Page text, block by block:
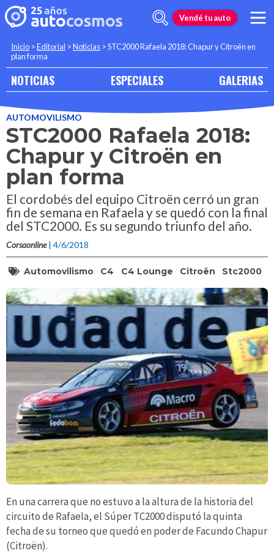
Vendé tu auto
Inicio >Editorial >Noticias >STC2000 Rafaela 2018: Chapur y Citroën en
plan forma
NOTICIAS ESPECIALES GALERIAS
AUTOMOVILISMO
STC2000 Rafaela 2018:
Chapur y Citroën en
plan forma
El cordobés del equipo Citroën cerró un gran
fin de semana en Rafaela y se quedó con la final
del STC2000. Es su segundo triunfo del año.
Corsaonline | 4/6/2018
Automovilismo C4 C4 Lounge Citroën Stc2000
En una carrera que no estuvo a la altura de la historia del
circuito de Rafaela, el Súper TC2000 disputó la quinta
fecha de su torneo que quedó en poder de Facundo Chapur
(Citroën).